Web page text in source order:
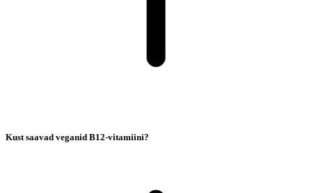
Kust saavad veganid B12-vitamiini?